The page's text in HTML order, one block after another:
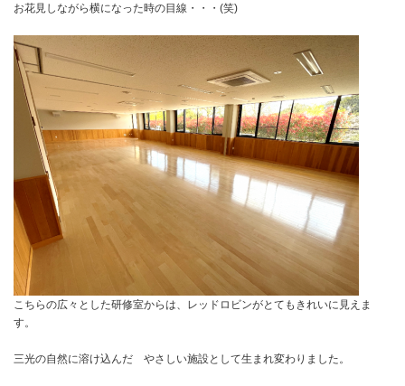
お花見しながら横になった時の目線・・・(笑)
こちらの広々とした研修室からは、レッドロビンがとてもきれいに見えま
す。
三光の自然に溶け込んだ やさしい施設として生まれ変わりました。